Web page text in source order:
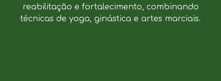
reabilitação e fortalecimento, combinando
técnicas de yoga, ginástica e artes marciais.